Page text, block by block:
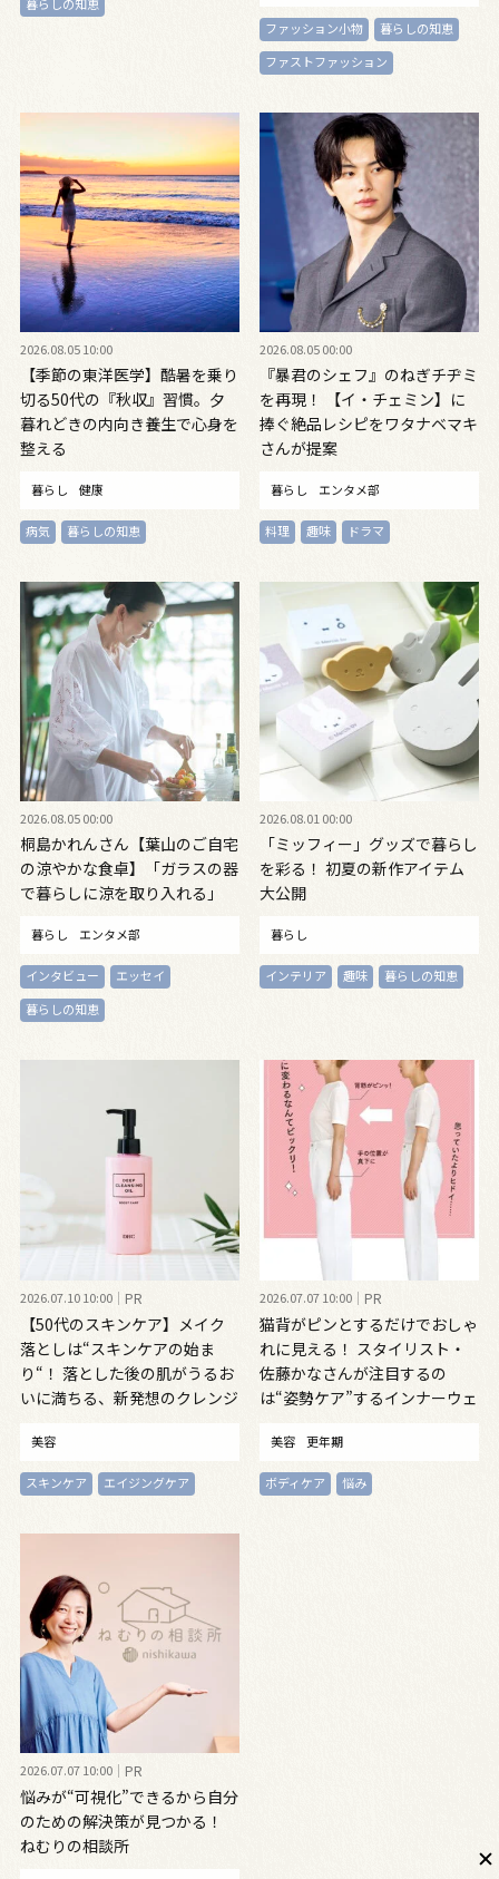
ファッション小物
暮らしの知恵
ファストファッション
2026.08.05 10:00
【季節の東洋医学】酷暑を乗り
切る50代の『秋収』習慣。夕
暮れどきの内向き養生で心身を
整える
暮らし 健康
病気 暮らしの知恵
2026.08.05 00:00
『暴君のシェフ』のねぎチヂミ
を再現！ 【イ・チェミン】に
捧ぐ絶品レシピをワタナベマキ
さんが提案
暮らし エンタメ部
料理 趣味 ドラマ
2026.08.05 00:00
桐島かれんさん【葉山のご自宅
の涼やかな食卓】「ガラスの器
で暮らしに涼を取り入れる」
暮らし エンタメ部
インタビュー
エッセイ
暮らしの知恵
2026.08.01 00:00
「ミッフィー」グッズで暮らし
を彩る！ 初夏の新作アイテム
大公開
暮らし
インテリア 趣味 暮らしの知恵
2026.07.10 10:00 PR
【50代のスキンケア】メイク
落としは“スキンケアの始ま
り“！ 落とした後の肌がうるお
いに満ちる、新発想のクレンジ
美容
スキンケア エイジングケア
2026.07.07 10:00 PR
猫背がピンとするだけでおしゃ
れに見える！ スタイリスト・
佐藤かなさんが注目するの
は“姿勢ケア”するインナーウェ
美容 更年期
ボディケア 悩み
2026.07.07 10:00 PR
悩みが“可視化”できるから自分
のための解決策が見つかる！
ねむりの相談所